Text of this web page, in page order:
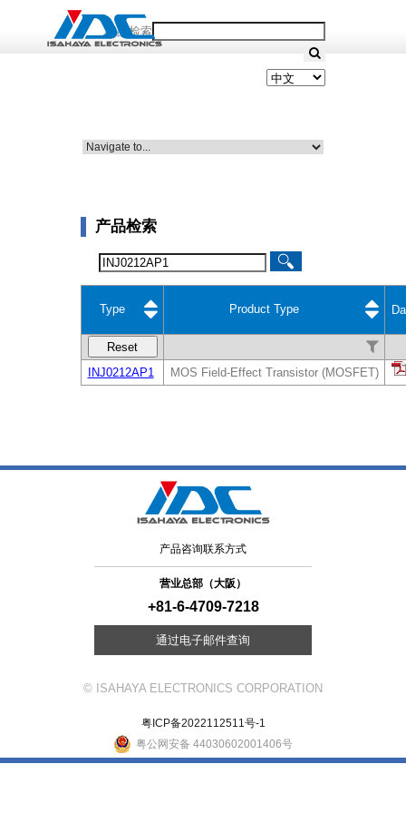
产品检索
产品检索
Type Product Type
Reset
INJ0212AP1
MOS Field-Effect Transistor (MOSFET)
产品咨询联系方式
营业总部（大阪）
+81-6-4709-7218
通过电子邮件查询
© ISAHAYA ELECTRONICS CORPORATION
粤ICP备2022112511号-1
粤公网安备 44030602001406号